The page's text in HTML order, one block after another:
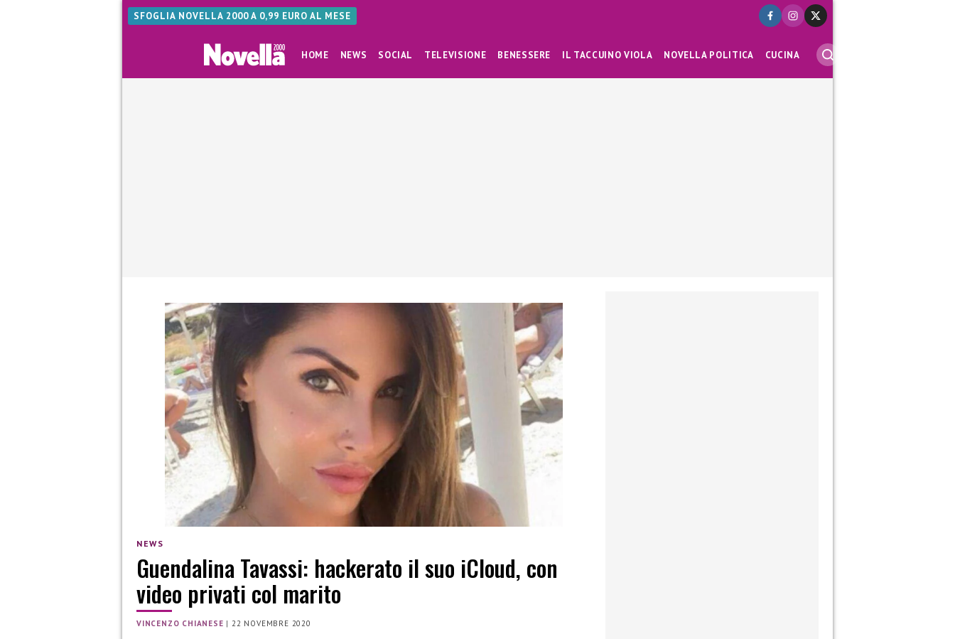
SFOGLIA NOVELLA 2000 A 0,99 EURO AL MESE
HOME NEWS SOCIAL TELEVISIONE BENESSERE IL TACCUINO VIOLA NOVELLA POLITICA CUCINA
NEWS
Guendalina Tavassi: hackerato il suo iCloud, con
video privati col marito
VINCENZO CHIANESE |22 NOVEMBRE 2020